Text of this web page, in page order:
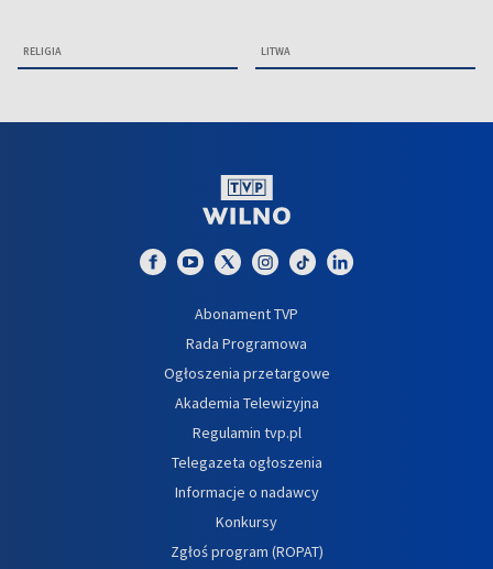
RELIGIA LITWA
Abonament TVP
Rada Programowa
Ogłoszenia przetargowe
Akademia Telewizyjna
Regulamin tvp.pl
Telegazeta ogłoszenia
Informacje o nadawcy
Konkursy
Zgłoś program (ROPAT)